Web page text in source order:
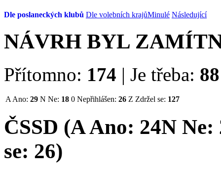
Dle poslaneckých klubů Dle volebních krajůMinulé Následující
NÁVRH BYL
Přítomno: 174 | Je třeba: 88
A Ano: 29 N Ne: 18 0 Nepřihlášen: 26 Z Zdržel se: 127
ČSSD (AAno: 24N Ne:
se: 26)